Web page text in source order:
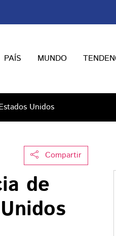
PAÍS MUNDO
Unidos
Compartir
de